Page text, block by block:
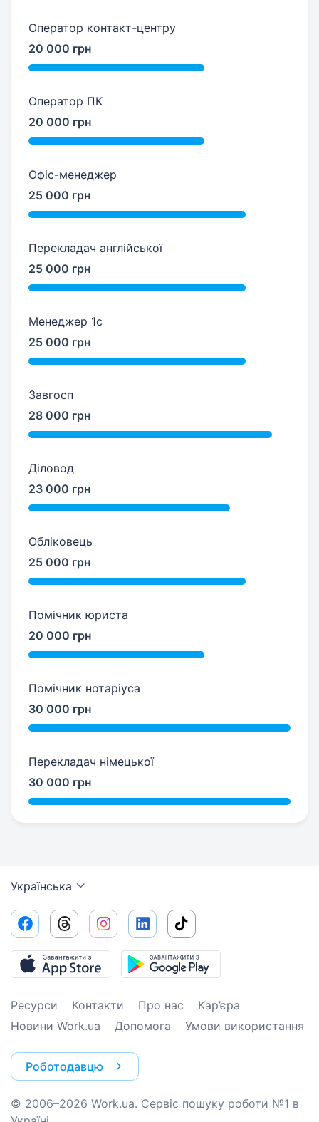
Оператор контакт-центру
20 000 грн
Оператор ПК
20 000 грн
Офіс-менеджер
25 000 грн
Перекладач англійської
25 000 грн
Менеджер 1с
25 000 грн
Завгосп
28 000 грн
Діловод
23 000 грн
Обліковець
25 000 грн
Помічник юриста
20 000 грн
Помічник нотаріуса
30 000 грн
Перекладач німецької
30 000 грн
Українська
Ресурси Контакти Про нас
Кар’єра
Новини Work.ua
Допомога Умови використання
Роботодавцю
© 2006–2026 Work.ua. Сервіс пошуку роботи №1 в